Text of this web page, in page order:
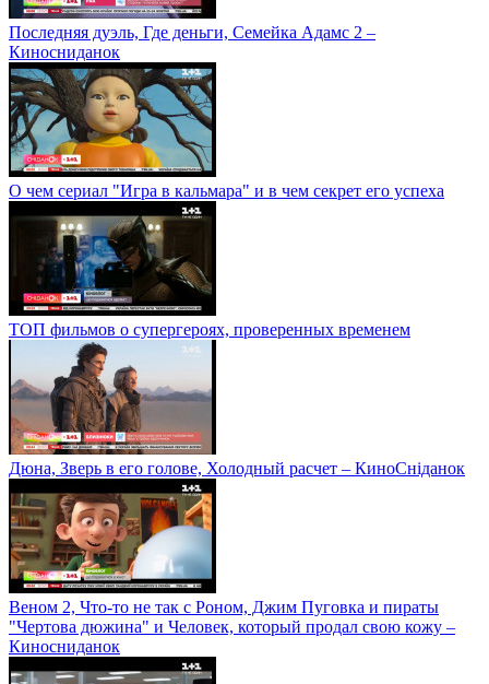
Последняя дуэль, Где деньги, Семейка Адамс 2 –
Киносниданок
О чем сериал "Игра в кальмара" и в чем секрет его успеха
ТОП фильмов о супергероях, проверенных временем
Дюна, Зверь в его голове, Холодный расчет – КиноСніданок
Веном 2, Что-то не так с Роном, Джим Пуговка и пираты
"Чертова дюжина" и Человек, который продал свою кожу –
Киносниданок